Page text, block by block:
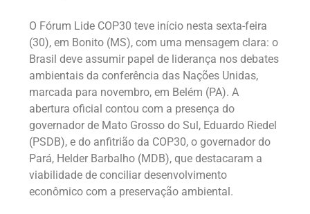
O Fórum Lide COP30 teve início nesta sexta-feira
(30), em Bonito (MS), com uma mensagem clara: o
Brasil deve assumir papel de liderança nos debates
ambientais da conferência das Nações Unidas,
marcada para novembro, em Belém (PA). A
abertura oficial contou com a presença do
governador de Mato Grosso do Sul, Eduardo Riedel
(PSDB), e do anfitrião da COP30, o governador do
Pará, Helder Barbalho (MDB), que destacaram a
viabilidade de conciliar desenvolvimento
econômico com a preservação ambiental.